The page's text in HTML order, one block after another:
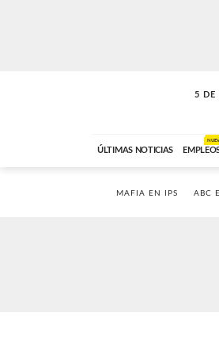
5 DE
ÚLTIMAS NOTICIAS
MAFIA EN IPS ABC